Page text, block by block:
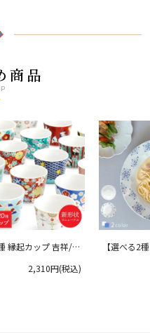
商品
縁起カップ 吉祥/青
2,310円(税込)
【選べる2